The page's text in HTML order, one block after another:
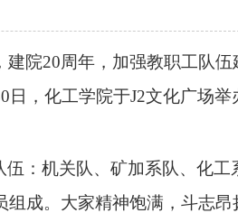
建院20周年，加强教职工队
日，化工学院于J2文化广场举
伍：机关队、矿加系队、化
组成。大家精神饱满，斗志